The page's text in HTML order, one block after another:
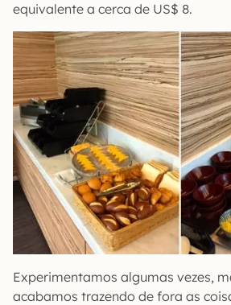
equivalente a cerca de US$ 8.
Experimentamos algumas vezes,
acabamos trazendo de fora as